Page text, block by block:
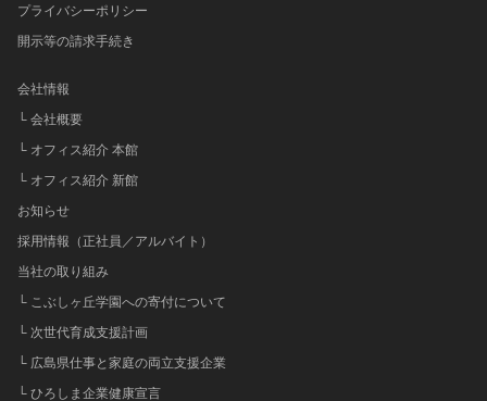
プライバシーポリシー
開示等の請求手続き
会社情報
└ 会社概要
└ オフィス紹介 本館
└ オフィス紹介 新館
お知らせ
採用情報（正社員／アルバイト）
当社の取り組み
└ こぶしヶ丘学園への寄付について
└ 次世代育成支援計画
└ 広島県仕事と家庭の両立支援企業
└ ひろしま企業健康宣言